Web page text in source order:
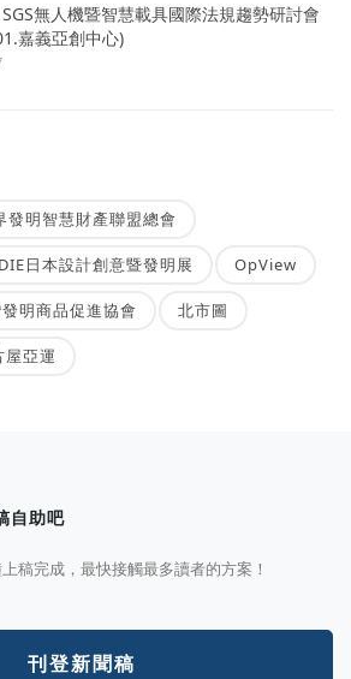
無人機暨智慧載具國際法規趨勢研討會
嘉義亞創中心)
發明智慧財產聯盟總會
日本設計創意暨發明展 OpView
明商品促進協會 北市圖
屋亞運
自助吧
稿完成，最快接觸最多讀者的方案！
刊登新聞稿